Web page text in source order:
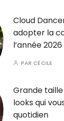
Cloud
adopter la
l’année
PAR CÉCILE
Grande
looks qui
quotidien